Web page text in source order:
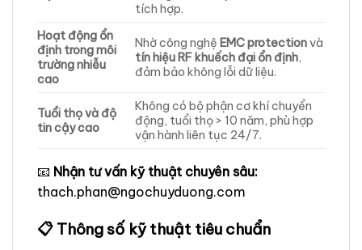
tích hợp.
Hoạt động ổn
định trong môi
trường nhiễu
cao
Nhờ công nghệ EMC protectionvà
tín hiệu RF khuếch đại ổn định,
đảm bảo không lỗi dữ liệu.
Tuổi thọ và độ
tin cậy cao
Không có bộ phận cơ khí chuyển
động, tuổi thọ > 10 năm, phù hợp
vận hành liên tục 24/7.
📧 Nhận tư vấn kỹ thuật chuyên sâu:
thach.phan@ngochuyduong.com
📋 Thông số kỹ thuật tiêu chuẩn